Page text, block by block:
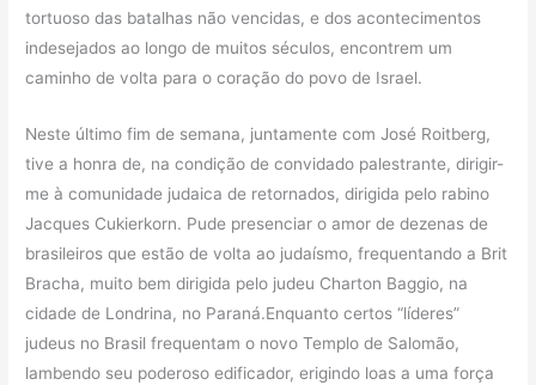
tortuoso das batalhas não vencidas, e dos acontecimentos
indesejados ao longo de muitos séculos, encontrem um
caminho de volta para o coração do povo de Israel.
Neste último fim de semana, juntamente com José Roitberg,
tive a honra de, na condição de convidado palestrante, dirigir-
me à comunidade judaica de retornados, dirigida pelo rabino
Jacques Cukierkorn. Pude presenciar o amor de dezenas de
brasileiros que estão de volta ao judaísmo, frequentando a Brit
Bracha, muito bem dirigida pelo judeu Charton Baggio, na
cidade de Londrina, no Paraná.Enquanto certos “líderes”
judeus no Brasil frequentam o novo Templo de Salomão,
lambendo seu poderoso edificador, erigindo loas a uma força